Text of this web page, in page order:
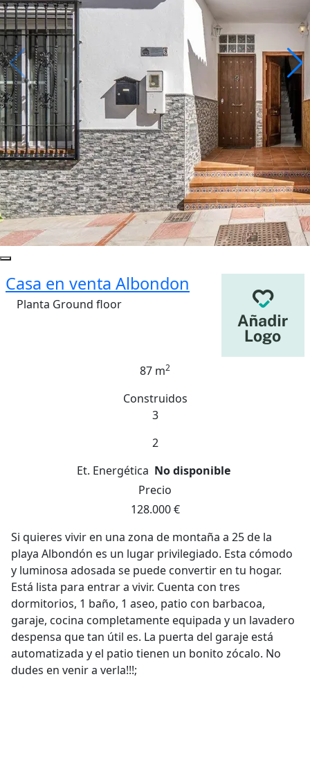
Casa en venta Albondon
Planta Ground floor
87 m2
Construidos
3
2
Et. Energética No disponible
Precio
128.000 €
Si quieres vivir en una zona de montaña a 25 de la
playa Albondón es un lugar privilegiado. Esta cómodo
y luminosa adosada se puede convertir en tu hogar.
Está lista para entrar a vivir. Cuenta con tres
dormitorios, 1 baño, 1 aseo, patio con barbacoa,
garaje, cocina completamente equipada y un lavadero
despensa que tan útil es. La puerta del garaje está
automatizada y el patio tienen un bonito zócalo. No
dudes en venir a verla!!!;